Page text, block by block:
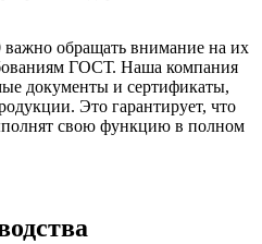
обращать внимание на их
ГОСТ. Наша компания
документы и сертификаты,
Это гарантирует, что
свою функцию в полном